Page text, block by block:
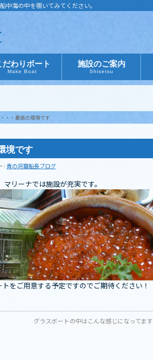
中海の中を覗いてみてください。
だわりボート
Make Boat
施設のご案内
Shisetsu
・・最高の環境です
境です
:青の洞窟船長ブログ
リーナでは施設が充実です。
をご用意する予定ですのでご期待ください！
グラスボートの中はこんな感じになってます